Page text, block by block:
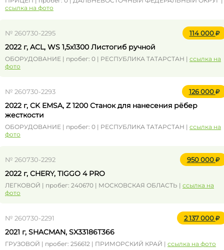
ссылка на фото
№ 260730-2295 114 000
2022 г, ACL, WS 1,5x1300 Листогиб ручной
ОБОРУДОВАНИЕ | пробег: 0 | РЕСПУБЛИКА ТАТАРСТАН | ссылка на
фото
№ 260730-2293 126 000
2022 г, CK EMSA, Z 1200 Станок для нанесения рёбер
жесткости
ОБОРУДОВАНИЕ | пробег: 0 | РЕСПУБЛИКА ТАТАРСТАН | ссылка на
фото
№ 260730-2292 950 000
2022 г, CHERY, TIGGO 4 PRO
ЛЕГКОВОЙ | пробег: 240670 | МОСКОВСКАЯ ОБЛАСТЬ | ссылка на
фото
№ 260730-2291 2 137 000
2021 г, SHACMAN, SX33186T366
ГРУЗОВОЙ | пробег: 256612 | ПРИМОРСКИЙ КРАЙ | ссылка на фото